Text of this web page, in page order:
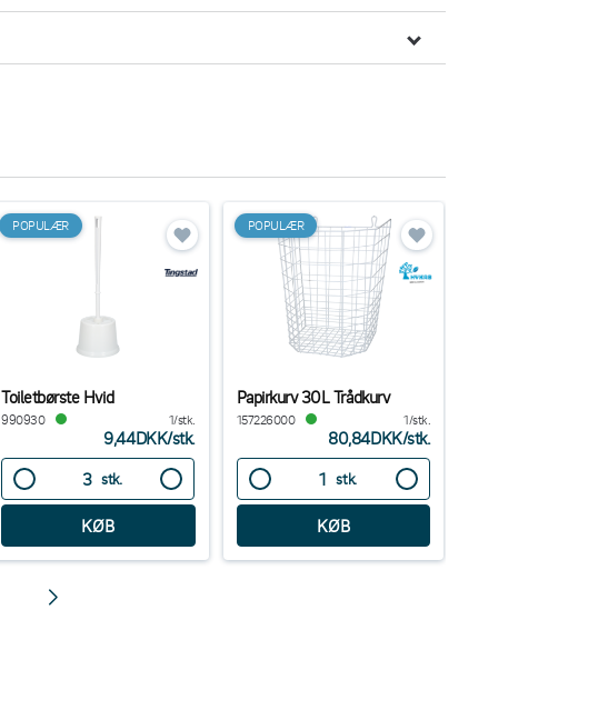
POPULÆR
Toiletbørste Hvid
990930 1/stk.
9,44DKK/stk.
stk.
POPULÆR
Papirkurv 30L Trådkurv
157226000 1/stk.
80,84DKK/stk.
stk.